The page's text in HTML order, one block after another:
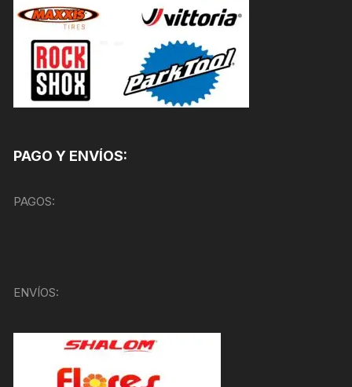
PAGO Y ENVÍOS:
PAGOS:
ENVÍOS: